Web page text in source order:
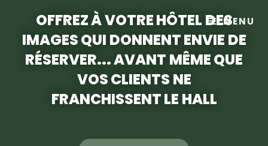
MENU
Photographe hôtels
Photographe hôtels
OFFREZ À VOTRE HÔTEL DES
IMAGES QUI DONNENT ENVIE DE
RÉSERVER... AVANT MÊME QUE
VOS CLIENTS NE
FRANCHISSENT LE HALL